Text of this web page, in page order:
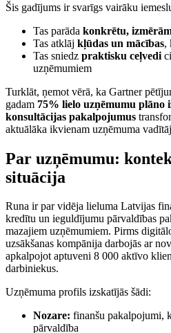
Šis gadījums ir svarīgs vairāku
Tas parāda konkrētu,
Tas atklāj kļūdas un mācības,
Tas sniedz praktisku ceļvedi
uzņēmumiem
Turklāt, ņemot vērā, ka Gartner
gadam 75% lielo uzņēmumu plāno
konsultācijas pakalpojumus
aktuālāka ikvienam uzņēmuma
Par uzņēmumu:
situācija
Runa ir par vidēja lieluma Latvijas
kredītu un ieguldījumu pārvaldības
mazajiem uzņēmumiem. Pirms
uzsākšanas kompānija darbojās ar
apkalpojot aptuveni 8 000 aktīvo
darbiniekus.
Uzņēmuma profils izskatījās šādi:
Nozare: finanšu pakalpojumi,
pārvaldība